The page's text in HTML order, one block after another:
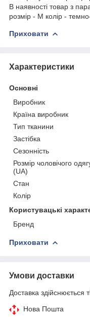
В наявності товар з
розмір - M колір -
Приховати
Характеристики
Основні
Виробник
Країна виробник
Тип тканини
Застібка
Сезонність
Розмір чоловічого
(UA)
Стан
Колір
Користувацькi
Бренд
Приховати
Умови доставки
Доставка здійснюється
Нова Пошта